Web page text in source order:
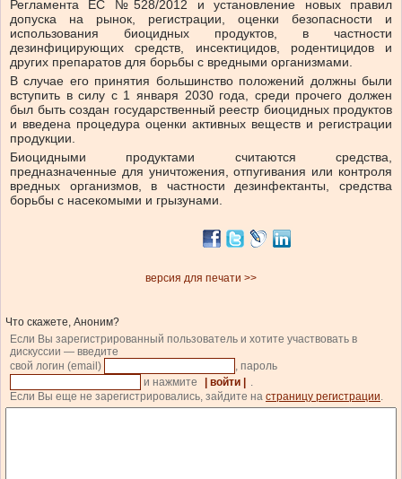
Регламента ЕС №528/2012 и установление новых правил
допуска на рынок, регистрации, оценки безопасности и
использования биоцидных продуктов, в частности
дезинфицирующих средств, инсектицидов, родентицидов и
других препаратов для борьбы с вредными организмами.
В случае его принятия большинство положений должны были
вступить в силу с 1 января 2030 года, среди прочего должен
был быть создан государственный реестр биоцидных продуктов
и введена процедура оценки активных веществ и регистрации
продукции.
Биоцидными продуктами считаются средства,
предназначенные для уничтожения, отпугивания или контроля
вредных организмов, в частности дезинфектанты, средства
борьбы с насекомыми и грызунами.
версия для печати >>
Что скажете, Аноним?
Если Вы зарегистрированный пользователь и хотите участвовать в
дискуссии — введите
свой логин (email)
, пароль
и нажмите
| войти |
.
Если Вы еще не зарегистрировались, зайдите на страницу регистрации.